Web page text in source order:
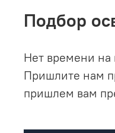
Подбор
Нет времени на
Пришлите нам
пришлем вам